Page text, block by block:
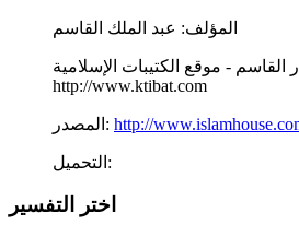
المؤلف: عبد الملك القاسم
القاسم - موقع الكتيبات الإسلامية
http://www.ktibat.com
المصدر: http://
التحميل:
اختر التفسير